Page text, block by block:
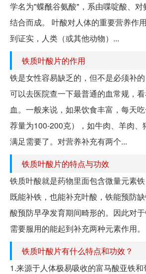
学名为"蝶酰谷氨酸"，系由喋啶酸、对
结合而成。 叶酸对人体的重要营养作
到证实，人类（或其他动物）...
铁质叶酸片的作用
铁是女性容易缺乏的，但不是必须补的
可以去医院查一下最普通的血常规，
血。一般来说，如果饮食丰富，每天
荐量为100-200克），如牛肉、羊肉、
满足需要了。对营养补充有两个...
铁质叶酸片的特点与功效
铁质叶酸就是药物里面包含微量元素
既能补铁，也能补充叶酸，铁能预防
酸预防早孕发育期间畸形的。因此对
需要服用的能起到补充两种元素作用。
铁质叶酸片有什么特点和功效？
1.来源于人体极易吸收的富马酸亚铁